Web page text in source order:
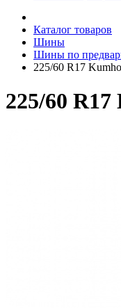
Каталог товаров
Шины
Шины по
225/60 R17
225/60